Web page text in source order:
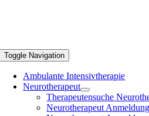
Toggle Navigation
Ambulante Intensivtherapie
Neurotherapeut
Therapeutensuche
Neurotherapeut